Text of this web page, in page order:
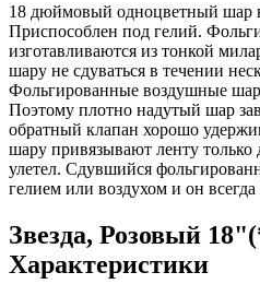
18 дюймовый одноцветный шар
Приспособлен под гелий.
изготавливаются из тонкой
шару не сдуваться в течении
Фольгированные воздушные
Поэтому плотно надутый шар
обратный клапан хорошо
шару привязывают ленту только
улетел. Сдувшийся
гелием или воздухом и он
Звезда, Розовый
Характеристики